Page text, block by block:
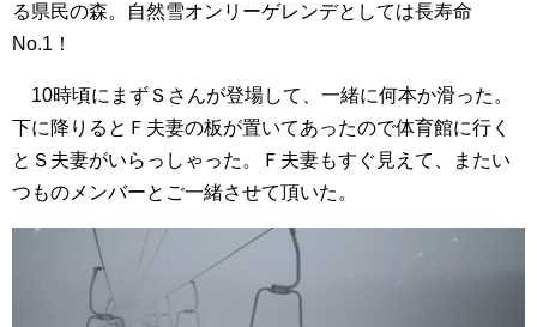
る県民の森。自然雪オンリーゲレンデとしては長寿命
No.1！
10時頃にまずＳさんが登場して、一緒に何本か滑った。
下に降りるとＦ夫妻の板が置いてあったので体育館に行く
とＳ夫妻がいらっしゃった。Ｆ夫妻もすぐ見えて、またい
つものメンバーとご一緒させて頂いた。